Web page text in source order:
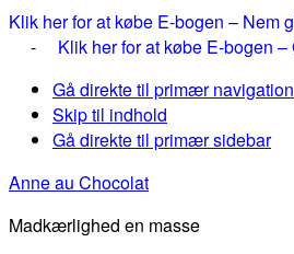
Klik her for at købe E-bogen – Nem
- Klik her for at købe E-bogen
Gå direkte til primær navigation
Skip til indhold
Gå direkte til primær sidebar
Anne au Chocolat
Madkærlighed en masse